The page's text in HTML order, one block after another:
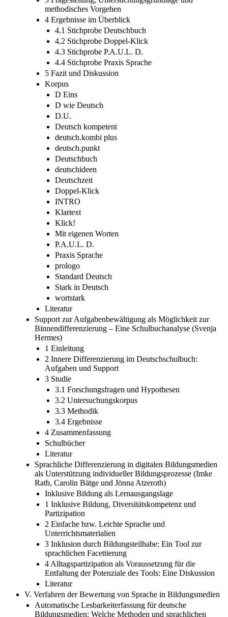
methodisches Vorgehen
4 Ergebnisse im Überblick
4.1 Stichprobe Deutschbuch
4.2 Stichprobe Doppel-Klick
4.3 Stichprobe P.A.U.L. D.
4.4 Stichprobe Praxis Sprache
5 Fazit und Diskussion
Korpus
D Eins
D wie Deutsch
D.U.
Deutsch kompetent
deutsch.kombi plus
deutsch.punkt
Deutschbuch
deutschideen
Deutschzeit
Doppel-Klick
INTRO
Klartext
Klick!
Mit eigenen Worten
P.A.U.L. D.
Praxis Sprache
prologo
Standard Deutsch
Stark in Deutsch
wortstark
Literatur
Support zur Aufgabenbewältigung als Möglichkeit zur
Binnendifferenzierung – Eine Schulbuchanalyse (Svenja
Hermes)
1 Einleitung
2 Innere Differenzierung im Deutschschulbuch:
Aufgaben und Support
3 Studie
3.1 Forschungsfragen und Hypothesen
3.2 Untersuchungskorpus
3.3 Methodik
3.4 Ergebnisse
4 Zusammenfassung
Schulbücher
Literatur
Sprachliche Differenzierung in digitalen Bildungsmedien
als Unterstützung individueller Bildungsprozesse (Imke
Rath, Carolin Bätge und Jönna Atzeroth)
Inklusive Bildung als Lernausgangslage
1 Inklusive Bildung, Diversitätskompetenz und
Partizipation
2 Einfache bzw. Leichte Sprache und
Unterrichtsmaterialien
3 Inklusion durch Bildungsteilhabe: Ein Tool zur
sprachlichen Facettierung
4 Alltagspartizipation als Voraussetzung für die
Entfaltung der Potenziale des Tools: Eine Diskussion
Literatur
V. Verfahren der Bewertung von Sprache in Bildungsmedien
Automatische Lesbarkeiterfassung für deutsche
Bildungsmedien: Welche Methoden und sprachlichen